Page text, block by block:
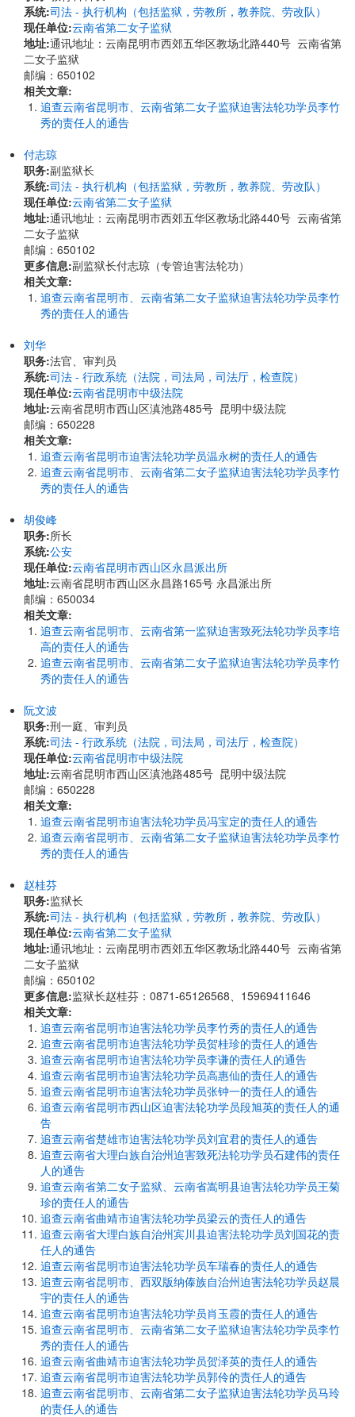
系统:司法 - 执行机构（包括监狱，劳教所，教养院、劳改队）
现任单位:云南省第二女子监狱
地址:通讯地址：云南昆明市西郊五华区教场北路440号 云南省第
二女子监狱
邮编：650102
相关文章:
追查云南省昆明市、云南省第二女子监狱迫害法轮功学员李竹
秀的责任人的通告
付志琼
职务:副监狱长
系统:司法 - 执行机构（包括监狱，劳教所，教养院、劳改队）
现任单位:云南省第二女子监狱
地址:通讯地址：云南昆明市西郊五华区教场北路440号 云南省第
二女子监狱
邮编：650102
更多信息:副监狱长付志琼（专管迫害法轮功）
相关文章:
追查云南省昆明市、云南省第二女子监狱迫害法轮功学员李竹
秀的责任人的通告
刘华
职务:法官、审判员
系统:司法 - 行政系统（法院，司法局，司法厅，检查院）
现任单位:云南省昆明市中级法院
地址:云南省昆明市西山区滇池路485号 昆明中级法院
邮编：650228
相关文章:
追查云南省昆明市迫害法轮功学员温永树的责任人的通告
追查云南省昆明市、云南省第二女子监狱迫害法轮功学员李竹
秀的责任人的通告
胡俊峰
职务:所长
系统:公安
现任单位:云南省昆明市西山区永昌派出所
地址:云南省昆明市西山区永昌路165号 永昌派出所
邮编：650034
相关文章:
追查云南省昆明市、云南省第一监狱迫害致死法轮功学员李培
高的责任人的通告
追查云南省昆明市、云南省第二女子监狱迫害法轮功学员李竹
秀的责任人的通告
阮文波
职务:刑一庭、审判员
系统:司法 - 行政系统（法院，司法局，司法厅，检查院）
现任单位:云南省昆明市中级法院
地址:云南省昆明市西山区滇池路485号 昆明中级法院
邮编：650228
相关文章:
追查云南省昆明市迫害法轮功学员冯宝定的责任人的通告
追查云南省昆明市、云南省第二女子监狱迫害法轮功学员李竹
秀的责任人的通告
赵桂芬
职务:监狱长
系统:司法 - 执行机构（包括监狱，劳教所，教养院、劳改队）
现任单位:云南省第二女子监狱
地址:通讯地址：云南昆明市西郊五华区教场北路440号 云南省第
二女子监狱
邮编：650102
更多信息:监狱长赵桂芬：0871-65126568、15969411646
相关文章:
追查云南省昆明市迫害法轮功学员李竹秀的责任人的通告
追查云南省昆明市迫害法轮功学员贺桂珍的责任人的通告
追查云南省昆明市迫害法轮功学员李谦的责任人的通告
追查云南省昆明市迫害法轮功学员高惠仙的责任人的通告
追查云南省昆明市迫害法轮功学员张钟一的责任人的通告
追查云南省昆明市西山区迫害法轮功学员段旭英的责任人的通
告
追查云南省楚雄市迫害法轮功学员刘宜君的责任人的通告
追查云南省大理白族自治州迫害致死法轮功学员石建伟的责任
人的通告
追查云南省第二女子监狱、云南省嵩明县迫害法轮功学员王菊
珍的责任人的通告
追查云南省曲靖市迫害法轮功学员梁云的责任人的通告
追查云南省大理白族自治州宾川县迫害法轮功学员刘国花的责
任人的通告
追查云南省昆明市迫害法轮功学员车瑞春的责任人的通告
追查云南省昆明市、西双版纳傣族自治州迫害法轮功学员赵晨
宇的责任人的通告
追查云南省昆明市迫害法轮功学员肖玉霞的责任人的通告
追查云南省昆明市、云南省第二女子监狱迫害法轮功学员李竹
秀的责任人的通告
追查云南省曲靖市迫害法轮功学员贺泽英的责任人的通告
追查云南省昆明市迫害法轮功学员郭伶的责任人的通告
追查云南省昆明市、云南省第二女子监狱迫害法轮功学员马玲
的责任人的通告